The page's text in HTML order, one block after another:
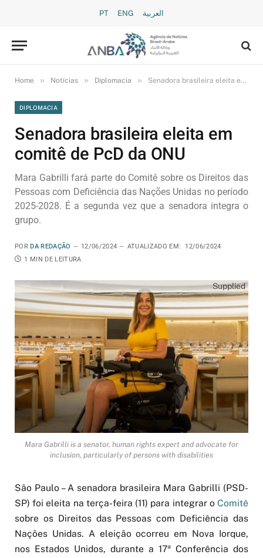
PT ENG العربية
Home » Notícias » Diplomacia » Senadora brasileira eleita em comitê de PcD da ONU
DIPLOMACIA
Senadora brasileira eleita em
comitê de PcD da ONU
Mara Gabrilli fará parte do Comitê sobre os Direitos das
Pessoas com Deficiência das Nações Unidas no período
2025-2028. É a segunda vez que a senadora integra o
grupo.
POR DA REDAÇÃO 12/06/2024 ATUALIZADO EM:
12/06/2024
1 MIN DE LEITURA
Supplied
Mara Gabrilli is a senator, human rights expert and advocate for
inclusion, particularly of persons with disabilities
São Paulo – A senadora brasileira Mara Gabrilli (PSD-
SP) foi eleita na terça-feira (11) para integrar o Comitê
sobre os Direitos das Pessoas com Deficiência das
Nações Unidas. A eleição ocorreu em Nova Iorque,
nos Estados Unidos, durante a 17ª Conferência dos